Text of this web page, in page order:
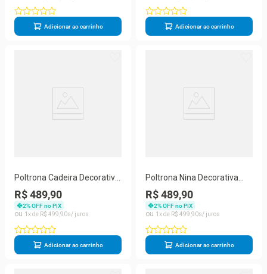
Adicionar ao carrinho Adicionar ao carrinho
Poltrona Cadeira Decorativa
Recepção Base De Ferro
Preto Marrom
R$ 489,90
2% OFF no PIX
1
R$ 499 90
Adicionar ao carrinho
Poltrona Nina Decorativa
Para Sala De Estar Suede
Verde Balaqui Decor
R$ 489,90
2% OFF no PIX
1
R$ 499 90
Adicionar ao carrinho